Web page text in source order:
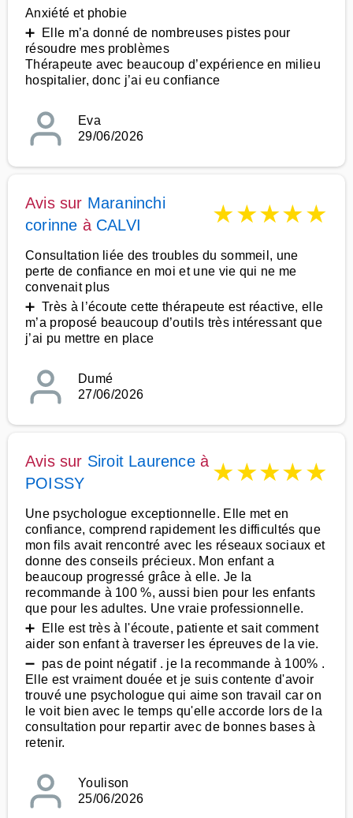
Anxiété et phobie
➕ Elle m’a donné de nombreuses pistes pour
résoudre mes problèmes
Thérapeute avec beaucoup d’expérience en milieu
hospitalier, donc j’ai eu confiance
Eva
29/06/2026
Avis sur Maraninchi
corinne à CALVI ★★★★★
Consultation liée des troubles du sommeil, une
perte de confiance en moi et une vie qui ne me
convenait plus
➕ Très à l’écoute cette thérapeute est réactive, elle
m’a proposé beaucoup d’outils très intéressant que
j’ai pu mettre en place
Dumé
27/06/2026
Avis sur Siroit Laurenceà
POISSY
★★★★★
Une psychologue exceptionnelle. Elle met en
confiance, comprend rapidement les difficultés que
mon fils avait rencontré avec les réseaux sociaux et
donne des conseils précieux. Mon enfant a
beaucoup progressé grâce à elle. Je la
recommande à 100 %, aussi bien pour les enfants
que pour les adultes. Une vraie professionnelle.
➕ Elle est très à l'écoute, patiente et sait comment
aider son enfant à traverser les épreuves de la vie.
➖ pas de point négatif . je la recommande à 100% .
Elle est vraiment douée et je suis contente d'avoir
trouvé une psychologue qui aime son travail car on
le voit bien avec le temps qu'elle accorde lors de la
consultation pour repartir avec de bonnes bases à
retenir.
Youlison
25/06/2026